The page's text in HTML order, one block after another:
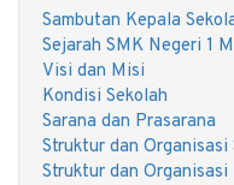
Sambutan Kepala
Sejarah SMK Negeri 1
Visi dan Misi
Kondisi Sekolah
Sarana dan Prasarana
Struktur dan Organisasi
Struktur dan Organisasi